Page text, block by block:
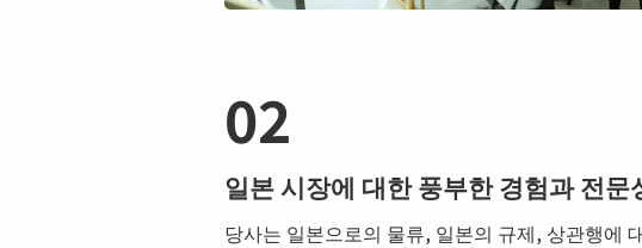
02
일본 시장에 대한 풍부한 경험과 전문
당사는 일본으로의 물류, 일본의 규제, 상관행에